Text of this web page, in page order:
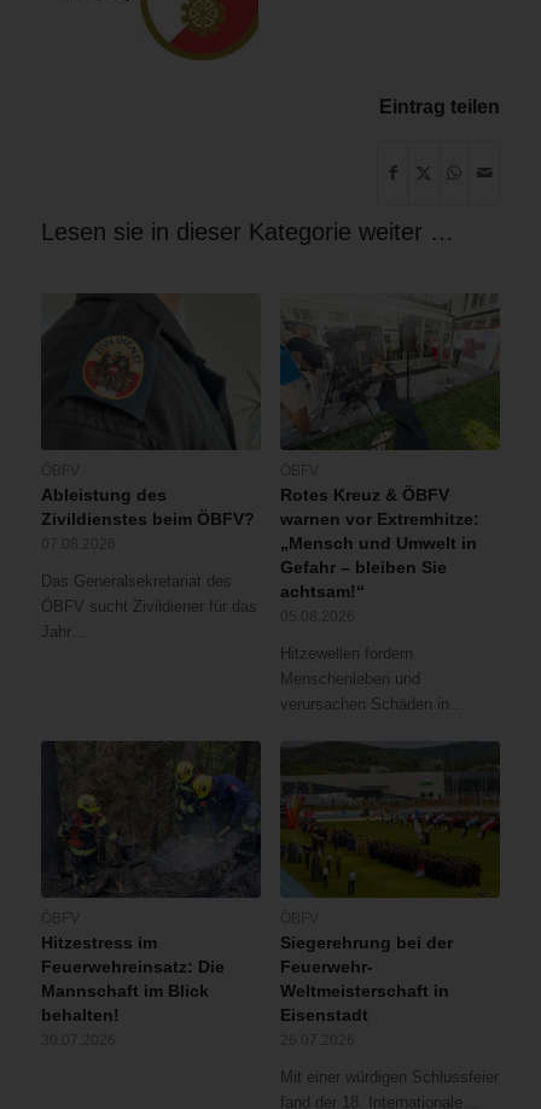
Eintrag teilen
Lesen sie in dieser Kategorie weiter …
Ableistung des
Zivildienstes beim ÖBFV?
Das Generalsekretariat des
ÖBFV sucht Zivildiener für das
Jahr…
Rotes Kreuz & ÖBFV
warnen vor Extremhitze:
„Mensch und Umwelt in
Gefahr – bleiben Sie
achtsam!“
Hitzewellen fordern
Menschenleben und
verursachen Schäden in…
Hitzestress im
Feuerwehreinsatz: Die
Mannschaft im Blick
behalten!
Siegerehrung bei der
Feuerwehr-
Weltmeisterschaft in
Eisenstadt
Mit einer würdigen Schlussfeier
fand der 18. Internationale…